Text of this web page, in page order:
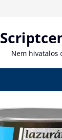
Nem hivatalos